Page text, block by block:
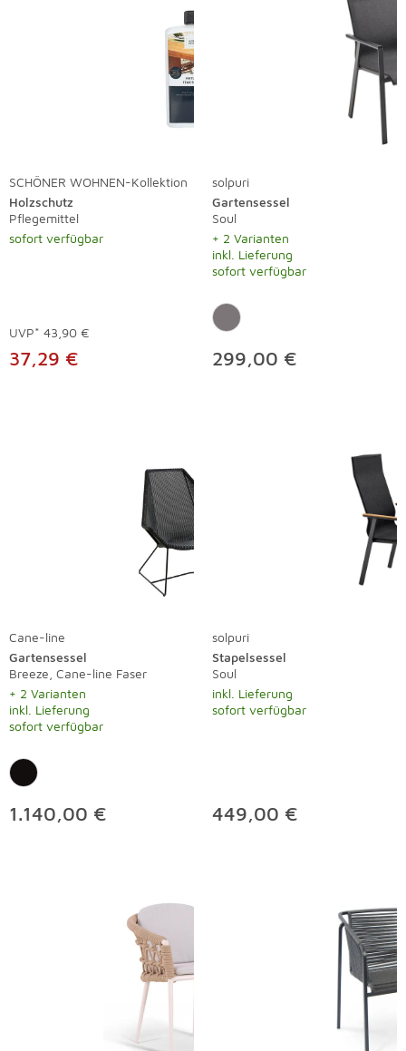
SCHÖNER WOHNEN-Kollektion
Holzschutz
Pflegemittel
sofort verfügbar
UVP* 43,90 €
37,29 €
solpuri
Gartensessel
Soul
+ 2 Varianten
inkl. Lieferung
sofort verfügbar
299,00 €
Cane-line
Gartensessel
Breeze, Cane-line Faser
+ 2 Varianten
inkl. Lieferung
sofort verfügbar
1.140,00 €
solpuri
Stapelsessel
Soul
inkl. Lieferung
sofort verfügbar
449,00 €